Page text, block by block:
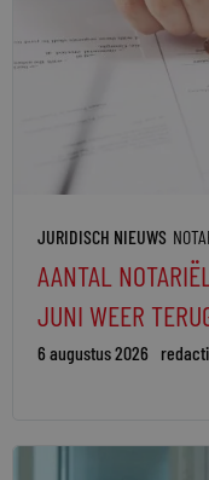
JURIDISCH NIEUWS
AANTAL
JUNI WEER
6 augustus 2026